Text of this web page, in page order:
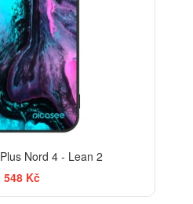
Nord 4 - Lean 2
548 Kč